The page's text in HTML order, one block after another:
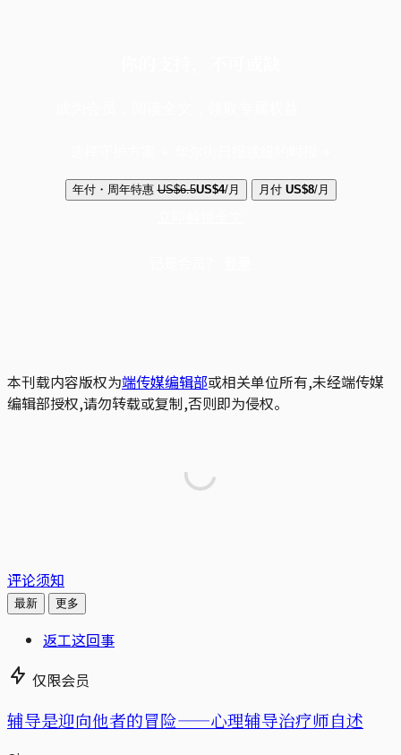
年付・周年特惠 US$6.5US$4/月 月付 US$8/月
本刊载内容版权为端传媒编辑部或相关单位所有,未经端传媒
编辑部授权,请勿转载或复制,否则即为侵权。
评论须知
最新 更多
返工这回事
仅限会员
辅导是迎向他者的冒险——心理辅导治疗师自述